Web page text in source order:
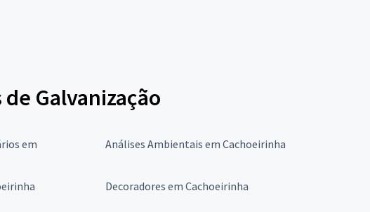
Galvanização
em
Análises Ambientais em Cachoeirinha
Decoradores em Cachoeirinha